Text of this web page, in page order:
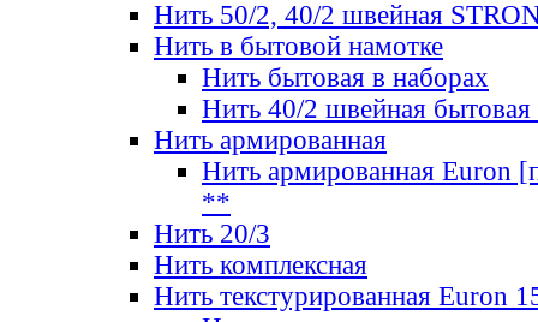
Нить 50/2, 40/2 швейная
Нить в бытовой намотке
Нить бытовая в наборах
Нить 40/2 швейная бытовая
Нить армированная
Нить армированная Euron
**
Нить 20/3
Нить комплексная
Нить текстурированная Euron